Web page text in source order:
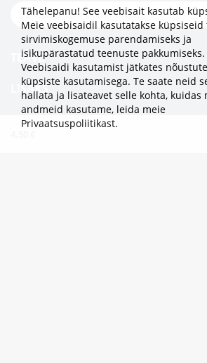
TEAVE
LISAKS
KATEGOORIAD
Tähelepanu! See veebisait kasutab
Meie veebisaidil kasutatakse küpsiseid
sirvimiskogemuse parendamiseks ja
isikupärastatud teenuste pakkumiseks.
Veebisaidi kasutamist jätkates nõustute
küpsiste kasutamisega. Te saate neid
hallata ja lisateavet selle kohta, kuidas
andmeid kasutame, leida meie
Privaatsuspoliitikast.